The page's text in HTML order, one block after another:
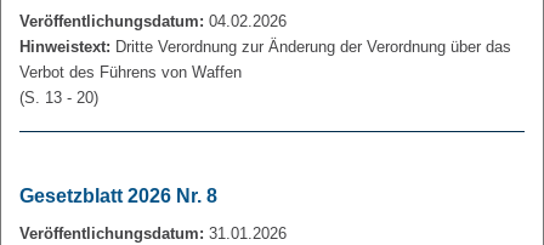
Veröffentlichungsdatum: 04.02.2026
Hinweistext: Dritte Verordnung zur Änderung der Verordnung über das
Verbot des Führens von Waffen
(S. 13 - 20)
Gesetzblatt 2026 Nr. 8
Veröffentlichungsdatum: 31.01.2026